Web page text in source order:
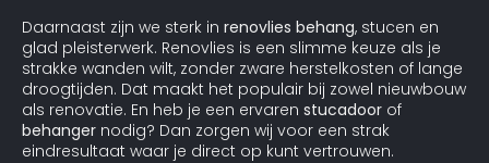
Daarnaast zijn we sterk in renovlies behang, stucen en
glad pleisterwerk. Renovlies is een slimme keuze als je
strakke wanden wilt, zonder zware herstelkosten of lange
droogtijden. Dat maakt het populair bij zowel nieuwbouw
als renovatie. En heb je een ervaren stucadoor of
behanger nodig? Dan zorgen wij voor een strak
eindresultaat waar je direct op kunt vertrouwen.